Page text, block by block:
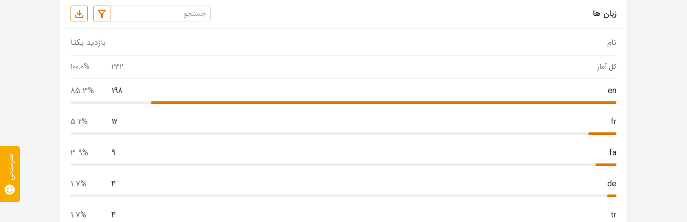
زبان ها
نام بازدید یکتا
کل آمار 232
100.0%
en
198
85.3%
fr
12
5.2%
fa
9
3.9%
de
4
1.7%
tr
4
1.7%
نظرسنجی